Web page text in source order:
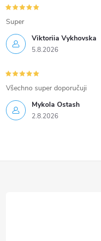
Viktoriia Vykhovska
5.8.2026
Super
Mykola Ostash
2.8.2026
Všechno super doporučuji